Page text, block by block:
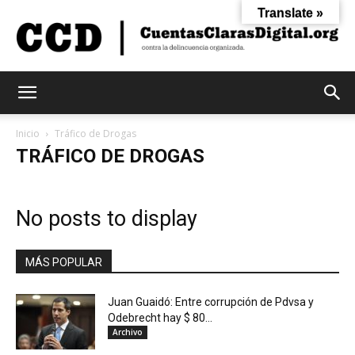
Inicio Tráfico de Drogas
TRÁFICO DE DROGAS
No posts to display
MÁS POPULAR
Juan Guaidó: Entre corrupción de Pdvsa y
Odebrecht hay $ 80...
Archivo
Translate »